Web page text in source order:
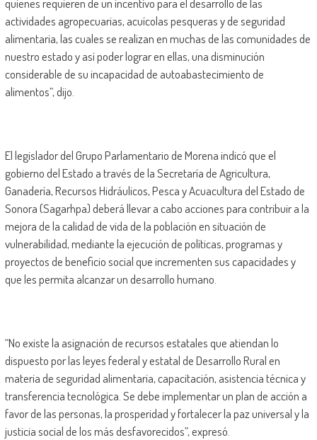
quienes requieren de un incentivo para el desarrollo de las
actividades agropecuarias, acuícolas pesqueras y de seguridad
alimentaria, las cuales se realizan en muchas de las comunidades de
nuestro estado y así poder lograr en ellas, una disminución
considerable de su incapacidad de autoabastecimiento de
alimentos”, dijo.
El legislador del Grupo Parlamentario de Morena indicó que el
gobierno del Estado a través de la Secretaría de Agricultura,
Ganadería, Recursos Hidráulicos, Pesca y Acuacultura del Estado de
Sonora (Sagarhpa) deberá llevar a cabo acciones para contribuir a la
mejora de la calidad de vida de la población en situación de
vulnerabilidad, mediante la ejecución de políticas, programas y
proyectos de beneficio social que incrementen sus capacidades y
que les permita alcanzar un desarrollo humano.
“No existe la asignación de recursos estatales que atiendan lo
dispuesto por las leyes federal y estatal de Desarrollo Rural en
materia de seguridad alimentaria, capacitación, asistencia técnica y
transferencia tecnológica. Se debe implementar un plan de acción a
favor de las personas, la prosperidad y fortalecer la paz universal y la
justicia social de los más desfavorecidos”, expresó.